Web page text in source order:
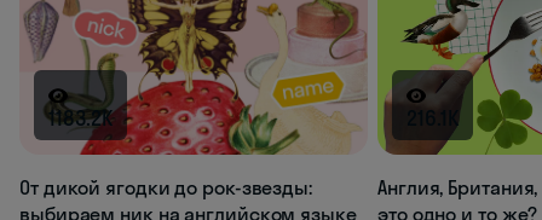
1183.2K
От дикой ягодки до рок-звезды:
выбираем ник на английском языке
216.1K
Англия,
это одно и то